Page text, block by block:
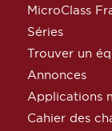
MicroClass
Séries
Trouver un
Annonces
Applications
Cahier des